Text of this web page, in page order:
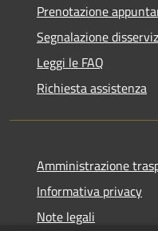
Prenotazione
Segnalazione
Leggi le FAQ
Richiesta assistenza
Amministrazione
Informativa privacy
Note legali